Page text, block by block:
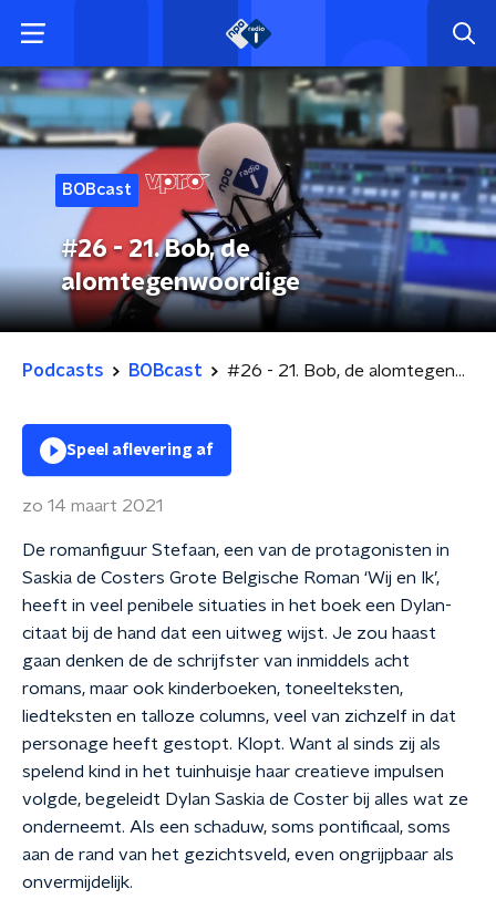
BOBcast
#26 - 21. Bob, de
alomtegenwoordige
Podcasts BOBcast #26 - 21. Bob, de alomtegenwoordige
Speel aflevering af
zo 14 maart 2021
De romanfiguur Stefaan, een van de protagonisten in
Saskia de Costers Grote Belgische Roman ‘Wij en Ik’,
heeft in veel penibele situaties in het boek een Dylan-
citaat bij de hand dat een uitweg wijst. Je zou haast
gaan denken de de schrijfster van inmiddels acht
romans, maar ook kinderboeken, toneelteksten,
liedteksten en talloze columns, veel van zichzelf in dat
personage heeft gestopt. Klopt. Want al sinds zij als
spelend kind in het tuinhuisje haar creatieve impulsen
volgde, begeleidt Dylan Saskia de Coster bij alles wat ze
onderneemt. Als een schaduw, soms pontificaal, soms
aan de rand van het gezichtsveld, even ongrijpbaar als
onvermijdelijk.